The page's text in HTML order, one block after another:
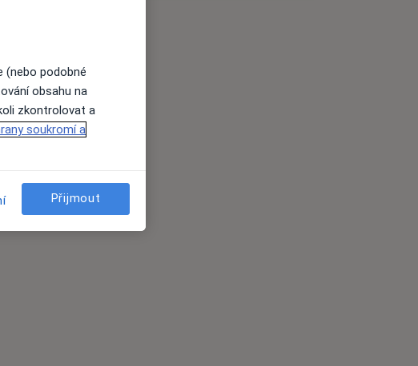
(nebo podobné
obsahu na
zkontrolovat a
soukromí a
Přijmout